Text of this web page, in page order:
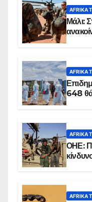
AFRIKA
Μάλι:
AFRIKA
648
AFRIKA
ΟΗΕ:
AFRIKA